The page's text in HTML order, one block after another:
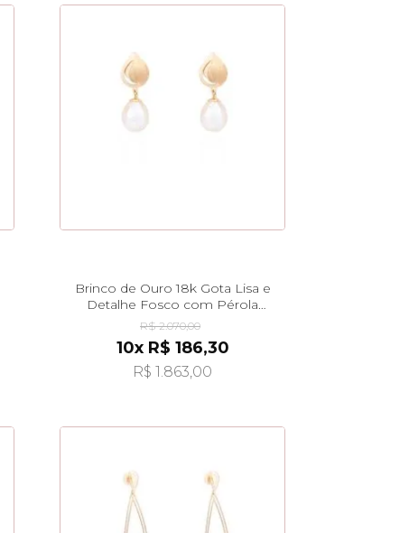
Brinco de Ouro 18k Gota Lisa e
Detalhe Fosco com Pérola
br27966
R$ 2.070,00
10x R$ 186,30
R$ 1.863,00